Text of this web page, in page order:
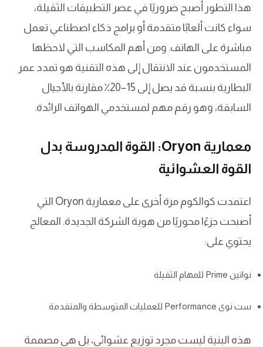
هذا التطور أصبح ضروريًا في عصر التطبيقات الثقيلة،
سواء كانت ألعابًا متقدمة أو برامج ذكاء اصطناعي تعمل
مباشرة على الهاتف. ومن أهم المكاسب التي لاحظها
المستخدمون عند الانتقال إلى هذه التقنية هو تمدد عمر
البطارية بنسبة قد يصل إلى 15–20٪ مقارنة بالأجيال
السابقة، وهو رقم مهم لمستخدمي الهواتف الرائدة.
معمارية Oryon: القوة المدروسة بدل
القوة العشوائية
اعتمدت كوالكوم مرة أخرى على معمارية Oryon التي
أصبحت جزءًا محوريًا من هوية الشركة الجديدة. المعالج
يحتوي على:
نواتين Prime للمهام الثقيلة
ست نوى Performance للعمليات المتوسطة والمتقدمة
هذه البنية ليست مجرد توزيع عشوائي، بل هي مصممة